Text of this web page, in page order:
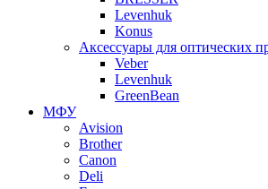
Levenhuk
Konus
Аксессуары для оптических
Veber
Levenhuk
GreenBean
МФУ
Avision
Brother
Canon
Deli